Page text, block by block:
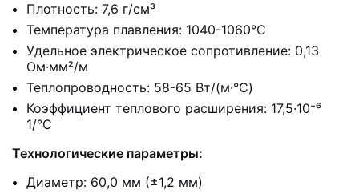
Плотность: 7,6 г/см³
Температура плавления: 1040-1060°C
Удельное электрическое сопротивление: 0,13
Ом·мм²/м
Теплопроводность: 58-65 Вт/(м·°C)
Коэффициент теплового расширения: 17,5·10⁻⁶
1/°C
Технологические параметры:
Диаметр: 60,0 мм (±1,2 мм)